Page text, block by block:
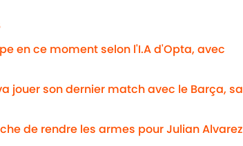
en ce moment selon l'I.A d'Opta, avec
jouer son dernier match avec le Barça, sa
de rendre les armes pour Julian Alvarez